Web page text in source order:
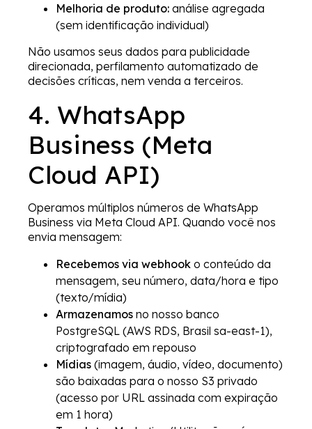
Melhoria de produto: análise agregada
(sem identificação individual)
Não usamos seus dados para publicidade
direcionada, perfilamento automatizado de
decisões críticas, nem venda a terceiros.
4. WhatsApp
Business (Meta
Cloud API)
Operamos múltiplos números de WhatsApp
Business via Meta Cloud API. Quando você nos
envia mensagem:
Recebemos via webhook o conteúdo da
mensagem, seu número, data/hora e tipo
(texto/mídia)
Armazenamos no nosso banco
PostgreSQL (AWS RDS, Brasil sa-east-1),
criptografado em repouso
Mídias (imagem, áudio, vídeo, documento)
são baixadas para o nosso S3 privado
(acesso por URL assinada com expiração
em 1 hora)